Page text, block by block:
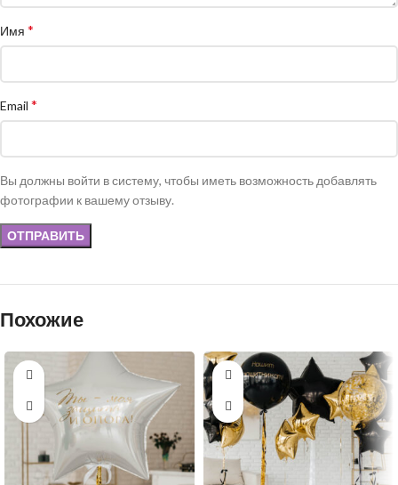
Имя *
Email *
Вы должны войти в систему, чтобы иметь возможность добавлять
фотографии к вашему отзыву.
Похожие